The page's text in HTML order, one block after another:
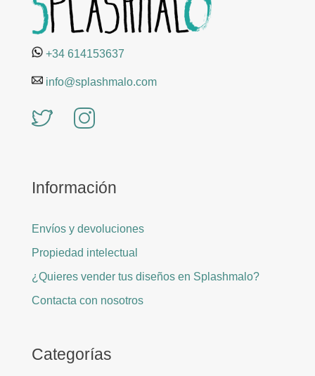
+34 614153637
info@splashmalo.com
Información
Envíos y devoluciones
Propiedad intelectual
¿Quieres vender tus diseños en Splashmalo?
Contacta con nosotros
Categorías